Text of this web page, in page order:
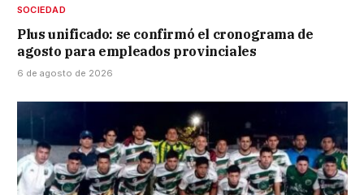
SOCIEDAD
Plus unificado: se confirmó el cronograma de
agosto para empleados provinciales
6 de agosto de 2026